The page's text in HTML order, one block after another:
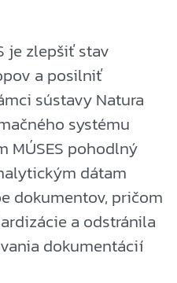
je zlepšiť stav
a posilniť
sústavy Natura
systému
MÚSES pohodlný
dátam
dokumentov, pričom
a odstránila
dokumentácií